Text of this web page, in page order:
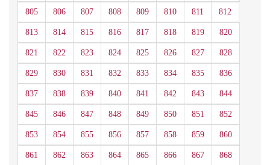
805 806 807 808 809 810 811 812
813 814 815 816 817 818 819 820
821 822 823 824 825 826 827 828
829 830 831 832 833 834 835 836
837 838 839 840 841 842 843 844
845 846 847 848 849 850 851 852
853 854 855 856 857 858 859 860
861 862 863 864 865 866 867 868